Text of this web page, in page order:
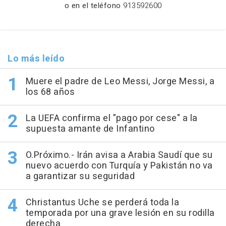
o en el teléfono 913592600
Lo más leído
Muere el padre de Leo Messi, Jorge Messi, a
los 68 años
La UEFA confirma el "pago por cese" a la
supuesta amante de Infantino
O.Próximo.- Irán avisa a Arabia Saudí que su
nuevo acuerdo con Turquía y Pakistán no va
a garantizar su seguridad
Christantus Uche se perderá toda la
temporada por una grave lesión en su rodilla